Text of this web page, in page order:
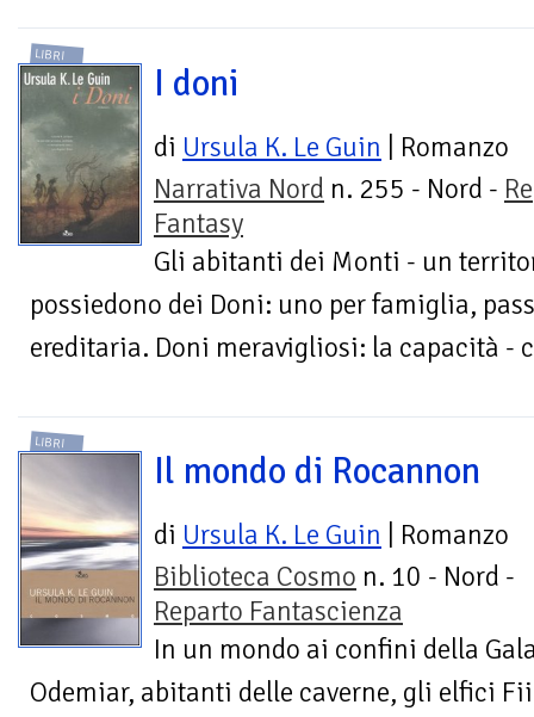
LIBRI
I doni
di Ursula K. Le Guin | Romanzo
Narrativa Nord n. 255 - Nord -
Fantasy
Gli abitanti dei Monti - un
possiedono dei Doni: uno per famiglia,
ereditaria. Doni meravigliosi: la capacità -
LIBRI
Il mondo di Rocannon
di Ursula K. Le Guin | Romanzo
Biblioteca Cosmo n. 10 - Nord -
Reparto Fantascienza
In un mondo ai confini della
Odemiar, abitanti delle caverne, gli elfici